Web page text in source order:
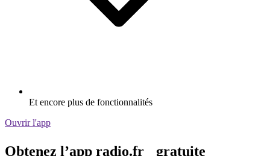
Et encore plus de fonctionnalités
Ouvrir l'app
Obtenez l’app radio.fr gratuite